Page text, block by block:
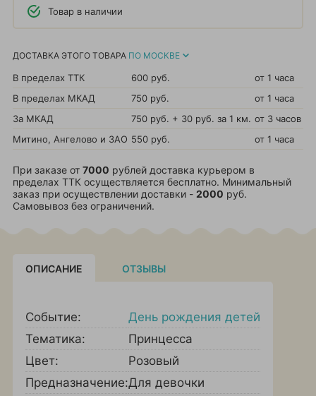
Товар в наличии
ДОСТАВКА ЭТОГО ТОВАРА ПО МОСКВЕ
В пределах ТТК 600 руб.
от 1 часа
В пределах МКАД
750 руб.
от 1 часа
За МКАД
750 руб. + 30 руб. за 1 км. от 3 часов
Митино, Ангелово и ЗАО 550 руб. от 1 часа
При заказе от 7000 рублей доставка курьером в
пределах ТТК осуществляется бесплатно. Минимальный
заказ при осуществлении доставки - 2000 руб.
Самовывоз без ограничений.
ОПИСАНИЕ ОТЗЫВЫ
Событие:
День рождения детей
Тематика:
Принцесса
Цвет:
Розовый
Предназначение:Для девочки